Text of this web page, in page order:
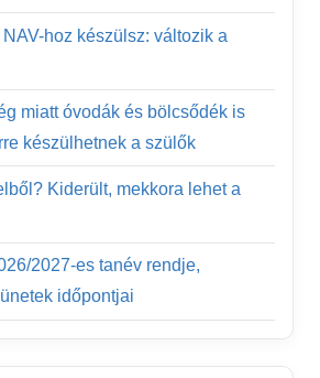
hoz készülsz: változik a
miatt óvodák és bölcsődék is
készülhetnek a szülők
Kiderült, mekkora lehet a
2027-es tanév rendje,
időpontjai